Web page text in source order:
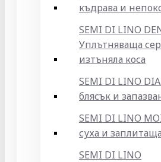
къдрава и
SEMI DI LINO
Уплътняваща
изтъняла коса
SEMI DI LINO
блясък и
SEMI DI LINO
суха и
SEMI DI LINO